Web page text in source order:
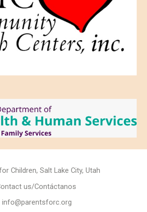
Children, Salt Lake City, Utah
us/Contáctanos
info@parentsforc.org